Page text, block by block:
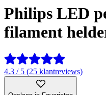
Philips LED
filament
4.3 / 5 (25 klantreviews)